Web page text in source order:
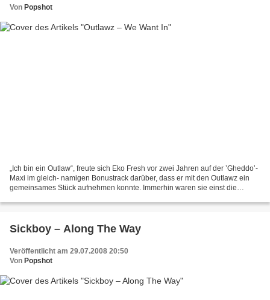
Von Popshot
„Ich bin ein Outlaw“, freute sich Eko Fresh vor zwei Jahren auf der ’Gheddo’-
Maxi im gleich- namigen Bonustrack darüber, dass er mit den Outlawz ein
gemeinsames Stück aufnehmen konnte. Immerhin waren sie einst die
Sickboy – Along The Way
Veröffentlicht am 29.07.2008 20:50
Von Popshot